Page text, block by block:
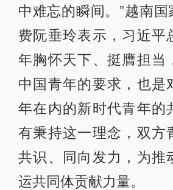
中难忘的瞬间。”越南
费阮垂玲表示，习近平
年胸怀天下、挺膺担当
中国青年的要求，也是
年在内的新时代青年的
有秉持这一理念，双方
共识、同向发力，为推
运共同体贡献力量。